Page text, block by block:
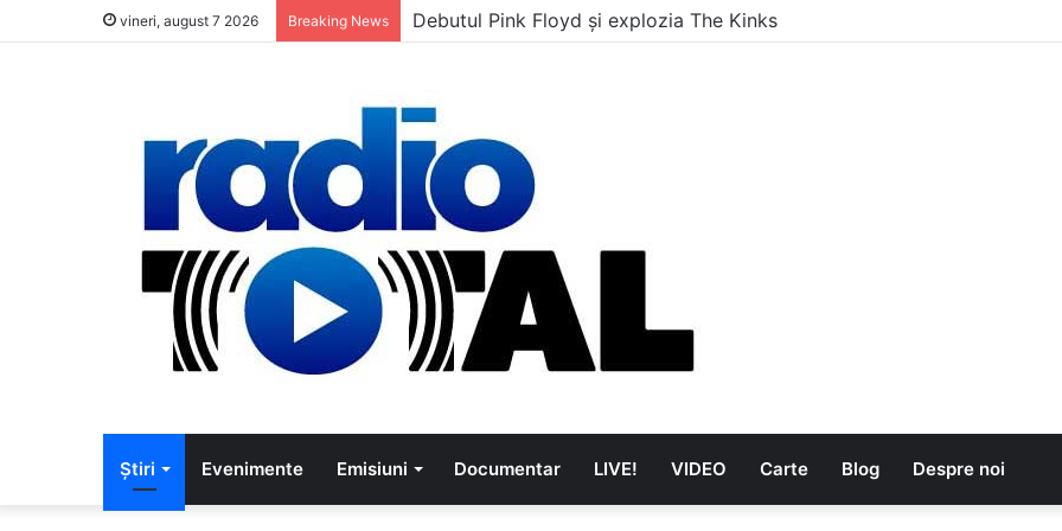
vineri, august 7 2026 Breaking News 5 muzicieni care au dus muzica tradițională românească la un alt nivel
Știri Evenimente Emisiuni Documentar LIVE! VIDEO Carte Blog Despre noi